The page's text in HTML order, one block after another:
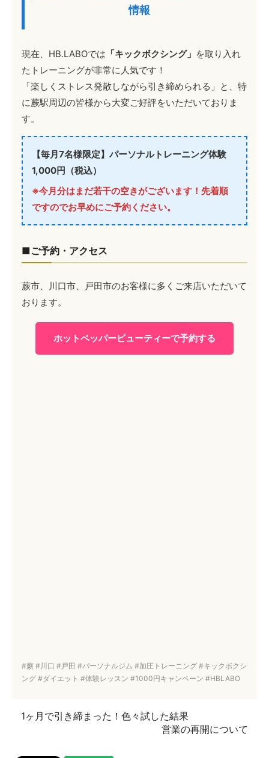
情報
現在、HB.LABOでは 「キックボクシング」 を取り入れ
たトレーニングが非常に人気です！
「楽しくストレス発散しながら引き締められる」と、特
に蕨駅周辺の皆様から大変ご好評をいただいておりま
す。
【毎月7名様限定】パーソナルトレーニング体験
1,000円（税込）
※今月分はまだ若干の空きがございます！先着順
ですのでお早めにご予約ください。
■ご予約・アクセス
蕨市、川口市、戸田市のお客様に多くご来店いただいて
おります。
ホットペッパービューティーで予約する
#蕨 #川口 #戸田 #パーソナルジム #加圧トレーニング #キックボクシ
ング #ダイエット #体験レッスン #1000円キャンペーン #HBLABO
1ヶ月で引き締まった！色々試した結果
営業の再開について